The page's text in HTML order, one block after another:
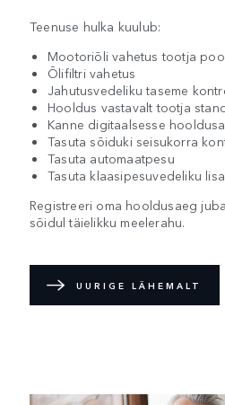
Teenuse hulka kuulub:
Mootoriõli vahetus tootja
Õlifiltri vahetus
Jahutusvedeliku taseme
Hooldus vastavalt tootja
Kanne digitaalsesse
Tasuta sõiduki seisukorra
Tasuta automaatpesu
Tasuta klaasipesuvedeliku
Registreeri oma hooldusaeg
sõidul täielikku meelerahu.
UURIGE LÄHEMALT